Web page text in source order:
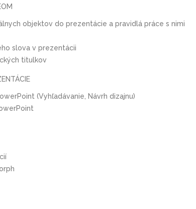
objektov do prezentácie a pravidlá práce s nimi
slova v prezentácii
titulkov
(Vyhľadávanie, Návrh dizajnu)